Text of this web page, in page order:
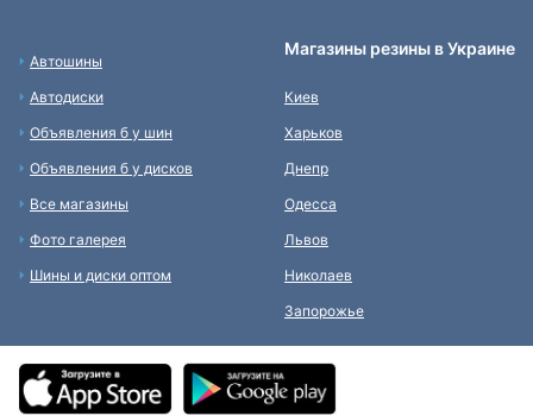
Автошины
Автодиски
Объявления б у шин
Объявления б у дисков
Все магазины
Фото галерея
Шины и диски оптом
Магазины резины в Украине
Киев
Харьков
Днепр
Одесса
Львов
Николаев
Запорожье